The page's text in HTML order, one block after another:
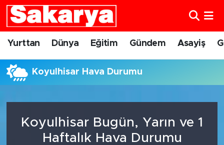
Yurttan Dünya Eğitim Gündem Asayiş
Koyulhisar Hava Durumu
Koyulhisar Bugün, Yarın ve 1
Haftalık Hava Durumu
Yurttan
Eskişehirspor
Eskişehir Nöbetçi Eczaneler
Süper Lig Puan Durumu ve Fikstür